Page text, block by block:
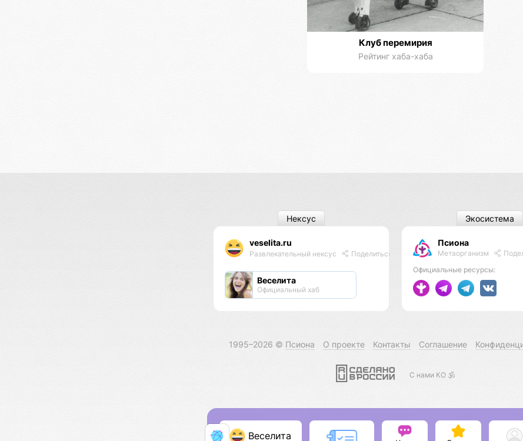
Клуб перемирия
Рейтинг хаба-хаба
veselita.ru
Развлекательный нексус Поделиться
Веселита
Официальный хаб
Нексус
Псиона
Метаорганизм
Официальные ресурсы:
Экосистема
1995–2026 © Псиона О проекте Контакты Соглашение
С нами КО 🕉️
Веселита